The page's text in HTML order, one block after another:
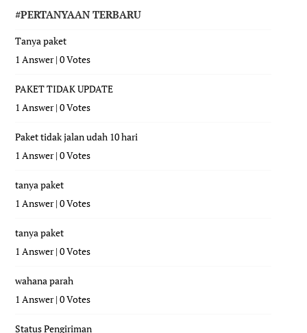
#PERTANYAAN TERBARU
Tanya paket
1 Answer|0 Votes
PAKET TIDAK UPDATE
1 Answer|0 Votes
Paket tidak jalan udah 10 hari
1 Answer|0 Votes
tanya paket
1 Answer|0 Votes
tanya paket
1 Answer|0 Votes
wahana parah
1 Answer|0 Votes
Status Pengiriman